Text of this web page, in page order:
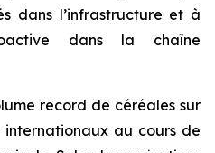
dans l’infrastructure et à
dans la chaîne
record de céréales sur
internationaux au cours de